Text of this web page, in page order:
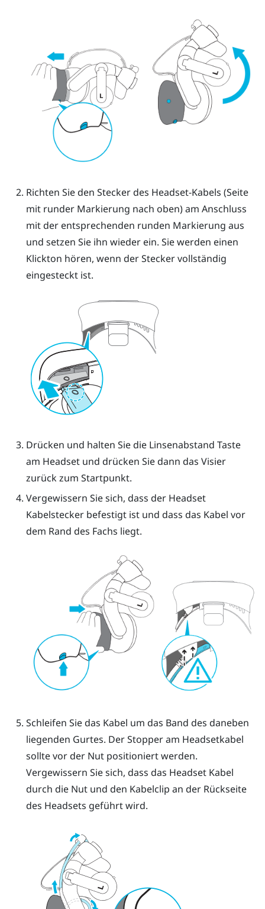
Richten Sie den Stecker des Headset-Kabels (Seite
mit runder Markierung nach oben) am Anschluss
mit der entsprechenden runden Markierung aus
und setzen Sie ihn wieder ein. Sie werden einen
Klickton hören, wenn der Stecker vollständig
eingesteckt ist.
Drücken und halten Sie die Linsenabstand Taste
am Headset und drücken Sie dann das Visier
zurück zum Startpunkt.
Vergewissern Sie sich, dass der Headset
Kabelstecker befestigt ist und dass das Kabel vor
dem Rand des Fachs liegt.
Schleifen Sie das Kabel um das Band des daneben
liegenden Gurtes. Der Stopper am Headsetkabel
sollte vor der Nut positioniert werden.
Vergewissern Sie sich, dass das Headset Kabel
durch die Nut und den Kabelclip an der Rückseite
des Headsets geführt wird.